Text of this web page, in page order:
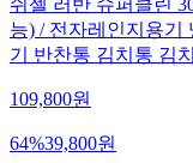
쉬젤 러반 슈퍼클린
능) / 전자레인지용기
기 반찬통 김치통 김
109,800원
64%39,800원